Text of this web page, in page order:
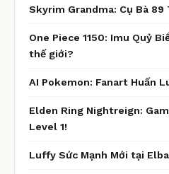
Skyrim Grandma: Cụ Bà 89
One Piece 1150: Imu Quỷ
thế giới?
AI Pokemon: Fanart Huấn
Elden Ring Nightreign:
Level 1!
Luffy Sức Mạnh Mới tại